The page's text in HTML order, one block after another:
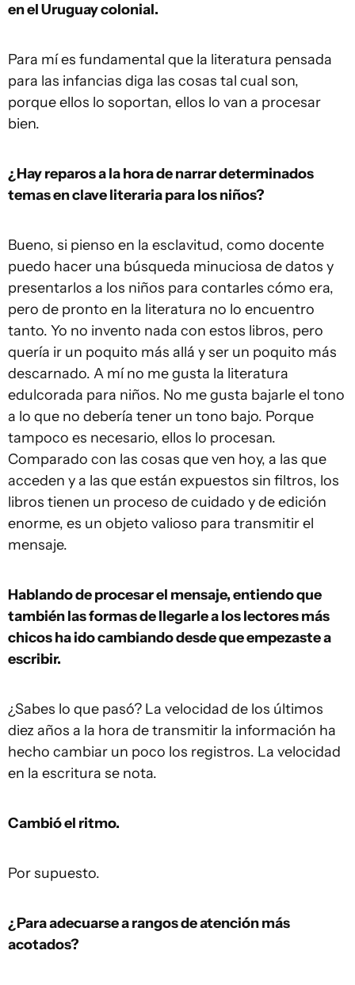
en el Uruguay colonial.
Para mí es fundamental que la literatura pensada
para las infancias diga las cosas tal cual son,
porque ellos lo soportan, ellos lo van a procesar
bien.
¿Hay reparos a la hora de narrar determinados
temas en clave literaria para los niños?
Bueno, si pienso en la esclavitud, como docente
puedo hacer una búsqueda minuciosa de datos y
presentarlos a los niños para contarles cómo era,
pero de pronto en la literatura no lo encuentro
tanto. Yo no invento nada con estos libros, pero
quería ir un poquito más allá y ser un poquito más
descarnado. A mí no me gusta la literatura
edulcorada para niños. No me gusta bajarle el tono
a lo que no debería tener un tono bajo. Porque
tampoco es necesario, ellos lo procesan.
Comparado con las cosas que ven hoy, a las que
acceden y a las que están expuestos sin filtros, los
libros tienen un proceso de cuidado y de edición
enorme, es un objeto valioso para transmitir el
mensaje.
Hablando de procesar el mensaje, entiendo que
también las formas de llegarle a los lectores más
chicos ha ido cambiando desde que empezaste a
escribir.
¿Sabes lo que pasó? La velocidad de los últimos
diez años a la hora de transmitir la información ha
hecho cambiar un poco los registros. La velocidad
en la escritura se nota.
Cambió el ritmo.
Por supuesto.
¿Para adecuarse a rangos de atención más
acotados?